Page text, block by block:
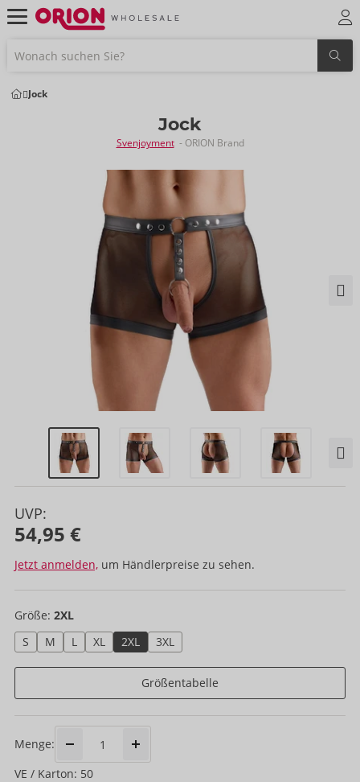
Jock
Jock
Svenjoyment - ORION Brand
UVP:
54,95 €
Jetzt anmelden, um Händlerpreise zu sehen.
Größe: 2XL
S
M L XL 2XL 3XL
Größentabelle
Menge:
VE / Karton: 50